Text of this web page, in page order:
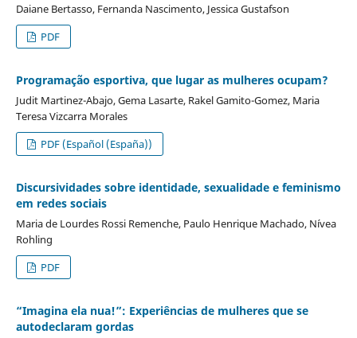
Daiane Bertasso, Fernanda Nascimento, Jessica Gustafson
PDF
Programação esportiva, que lugar as mulheres ocupam?
Judit Martinez-Abajo, Gema Lasarte, Rakel Gamito-Gomez, Maria
Teresa Vizcarra Morales
PDF (Español (España))
Discursividades sobre identidade, sexualidade e feminismo
em redes sociais
Maria de Lourdes Rossi Remenche, Paulo Henrique Machado, Nívea
Rohling
PDF
“Imagina ela nua!”: Experiências de mulheres que se
autodeclaram gordas